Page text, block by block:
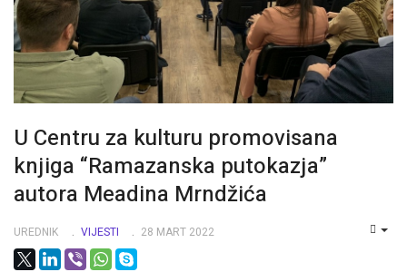
U Centru za kulturu promovisana
knjiga “Ramazanska putokazja”
autora Meadina Mrndžića
UREDNIK VIJESTI 28 MART 2022